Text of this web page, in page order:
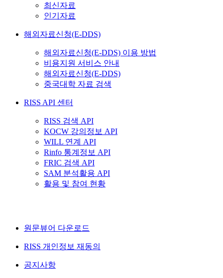
최신자료
인기자료
해외자료신청(E-DDS)
해외자료신청(E-DDS) 이용 방법
비용지원 서비스 안내
해외자료신청(E-DDS)
중국대학 자료 검색
RISS API 센터
RISS 검색 API
KOCW 강의정보 API
WILL 연계 API
Rinfo 통계정보 API
FRIC 검색 API
SAM 분석활용 API
활용 및 참여 현황
원문뷰어 다운로드
RISS 개인정보 재동의
공지사항